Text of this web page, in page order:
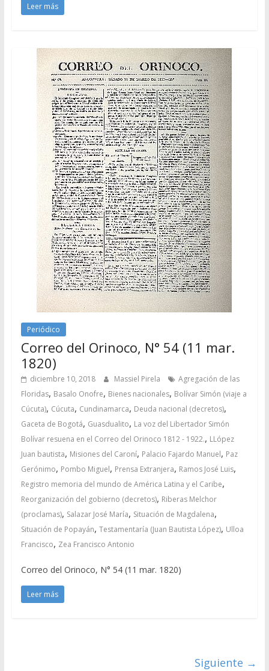
Leer más
Periódico
Correo del Orinoco, N° 54 (11 mar.
1820)
diciembre 10, 2018 Massiel Pirela
Agregación de las
Floridas, Basalo Onofre, Bienes nacionales, Bolívar Simón (viaje a
Cúcuta), Cúcuta, Cundinamarca, Deuda nacional (decretos),
Gaceta de Bogotá, Guasdualito, La voz del Libertador Simón
Bolívar resuena en el Correo del Orinoco 1812 - 1922., LLópez
Juan bautista, Misiones del Caroní, Palacio Fajardo Manuel, Paz
Gerónimo, Pombo Miguel, Prensa Extranjera, Ramos José Luis,
Registro memoria del mundo de América Latina y el Caribe,
Reorganización del gobierno (decretos), Riberas Melchor
(proclamas), Salazar José María, Situación de Magdalena,
Situación de Popayán, Testamentaría (Juan Bautista López), Ulloa
Francisco, Zea Francisco Antonio
Correo del Orinoco, N° 54 (11 mar. 1820)
Leer más
Siguiente →